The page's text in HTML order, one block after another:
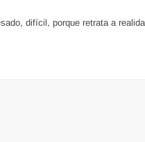
difícil, porque retrata a